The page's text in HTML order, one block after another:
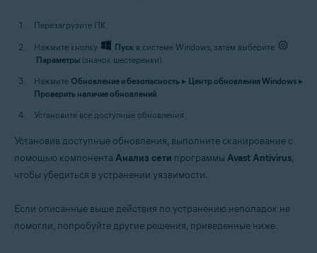
Перезагрузите ПК.
Нажмите кнопку Пуск в системе Windows, затем выберите
Параметры (значок шестеренки).
Нажмите Обновление и безопасность ▸ Центр обновления Windows ▸
Проверить наличие обновлений.
Установите все доступные обновления.
Установив доступные обновления, выполните сканирование с
помощью компонента Анализ сети программы Avast Antivirus,
чтобы убедиться в устранении уязвимости.
Если описанные выше действия по устранению неполадок не
помогли, попробуйте другие решения, приведенные ниже.